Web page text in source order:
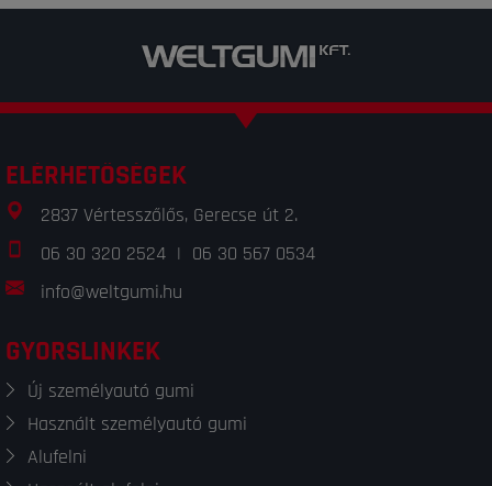
ELÉRHETŐSÉGEK
2837 Vértesszőlős, Gerecse út 2.
06 30 320 2524 | 06 30 567 0534
info@weltgumi.hu
GYORSLINKEK
Új személyautó gumi
Használt személyautó gumi
Alufelni